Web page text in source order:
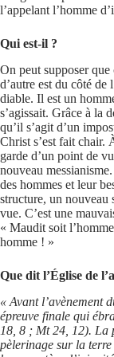
l’appelant l’homme
Qui est-il ?
On peut supposer
d’autre est du côté de
diable. Il est un
s’agissait. Grâce à la
qu’il s’agit d’un
Christ s’est fait chair.
garde d’un point de
nouveau
des hommes et leur
structure, un nouveau
vue. C’est une
« Maudit soit
homme ! »
Que dit l’Église de
« Avant l’avènement
épreuve finale qui
18, 8 ; Mt 24, 12). La
pèlerinage sur la